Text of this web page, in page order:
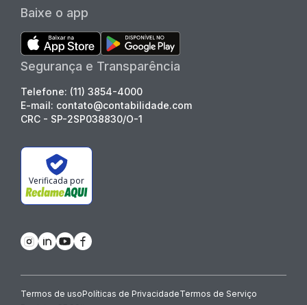
Baixe o app
Segurança e Transparência
Telefone: (11) 3854-4000
E-mail: contato@contabilidade.com
CRC - SP-2SP038830/O-1
Verificada por
Termos de usoPolíticas de PrivacidadeTermos de Serviço